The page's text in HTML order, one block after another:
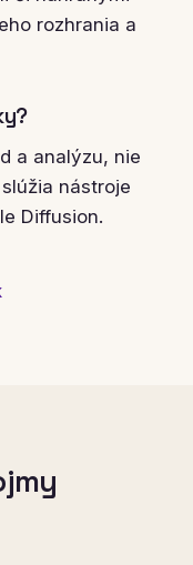
rozhrania a
a analýzu, nie
nástroje
Diffusion.